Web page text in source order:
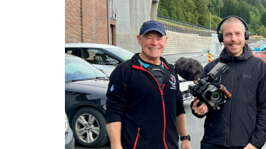
Følg med på Spenningens
Vi i NTE er stolte av å være med i
Serien gir et nært innblikk i hva som
produksjon i kraftverkene til
Les mer